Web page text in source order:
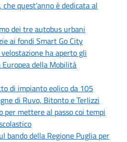
che quest’anno è dedicata al
dei tre autobus urbani
ai fondi Smart Go City
ha aperto gli
della Mobilità
di impianto eolico da 105
di Ruvo, Bitonto e Terlizzi
per mettere al passo coi tempi
bando della Regione Puglia per